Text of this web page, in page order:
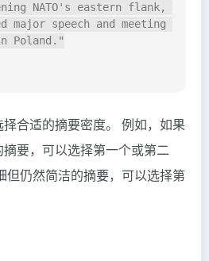
NATO's eastern flank,
major speech and meeting
Poland."
合适的摘要密度。 例如，如果
要，可以选择第一个或第二
但仍然简洁的摘要，可以选择第